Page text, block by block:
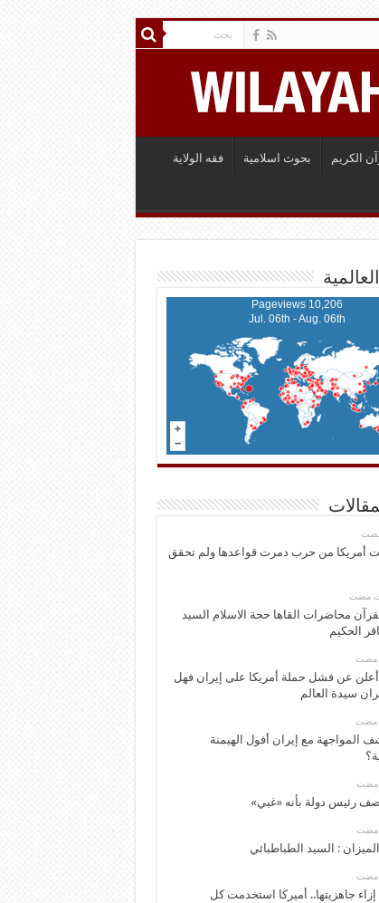
الكريم بحوث اسلامية فقه الولاية
10,206 Pageviews
Jul. 06th - Aug. 06th
أمريكا من حرب دمرت قواعدها ولم تحقق
محاضرات القاها حجة الاسلام السيد
الحكيم
أعلن عن فشل حملة أمريكا على إيران فهل
سيدة العالم
المواجهة مع إيران أفول الهيمنة
مضت
رئيس دولة بأنه «غبي»
مضت
: السيد الطباطبائي
مضت
جاهزيتها.. أميركا استخدمت كل